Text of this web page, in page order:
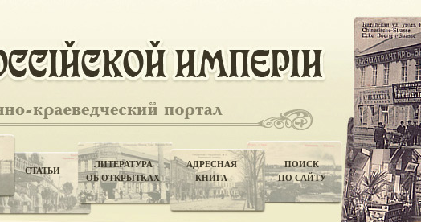
СТАТЬИ
ЛИТЕРАТУРА
ОБ ОТКРЫТКАХ
АДРЕСНАЯ
КНИГА
ПОИСК
ПО САЙТУ